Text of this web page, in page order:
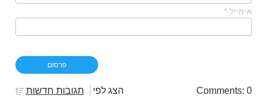
אימייל *
Comments: 0 הצג לפי תגובות חדשות